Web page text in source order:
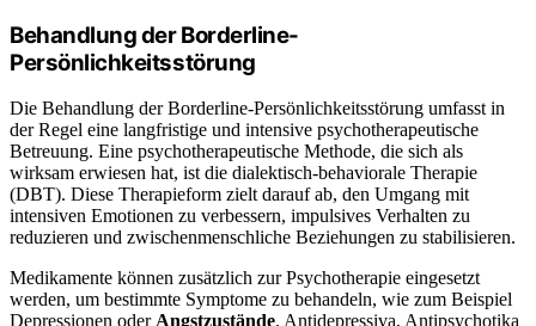
Behandlung der Borderline-
Persönlichkeitsstörung
Die Behandlung der Borderline-Persönlichkeitsstörung umfasst in
der Regel eine langfristige und intensive psychotherapeutische
Betreuung. Eine psychotherapeutische Methode, die sich als
wirksam erwiesen hat, ist die dialektisch-behaviorale Therapie
(DBT). Diese Therapieform zielt darauf ab, den Umgang mit
intensiven Emotionen zu verbessern, impulsives Verhalten zu
reduzieren und zwischenmenschliche Beziehungen zu stabilisieren.
Medikamente können zusätzlich zur Psychotherapie eingesetzt
werden, um bestimmte Symptome zu behandeln, wie zum Beispiel
Depressionen oder Angstzustände. Antidepressiva, Antipsychotika